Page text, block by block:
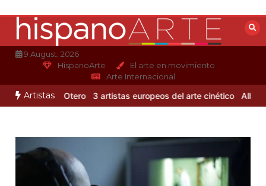
contenido
9 August, 2026
HispanoArte
El arte en movimiento
Arte Internacional
Artistas
Alejandro Otero 3 artistas europeos del arte cinético Albert